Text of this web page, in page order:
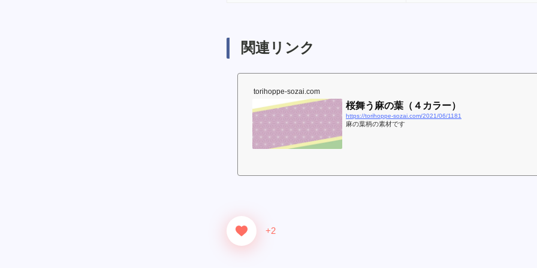
関連リンク
torihoppe-sozai.com
桜舞う麻の葉（４カラー）
https://torihoppe-sozai.com/2021/06/1181
麻の葉柄の素材です
+2